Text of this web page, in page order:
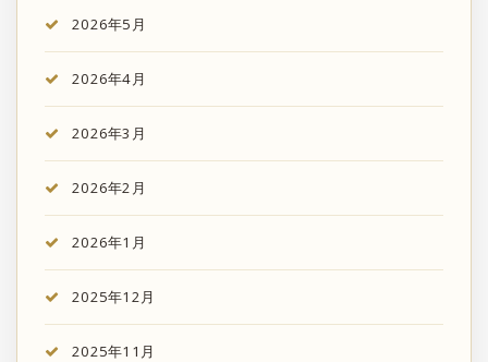
2026年5月
2026年4月
2026年3月
2026年2月
2026年1月
2025年12月
2025年11月